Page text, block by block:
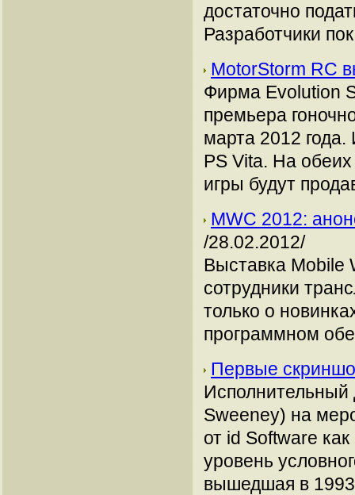
достаточно
Разработчики
MotorStorm RC
Фирма Evolution
премьера
марта 2012
PS Vita. На
игры будут
MWC 2012:
/28.02.2012/
Выставка Mobile
сотрудники
только о
программном
Первые
Исполнительный
Sweeney) на
от id Software
уровень
вышедшая в 1993